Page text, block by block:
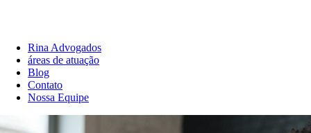
Rina Advogados
áreas de atuação
Blog
Contato
Nossa Equipe